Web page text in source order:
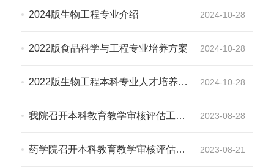
2024版生物工程专业介绍 2024-10-28
2022版食品科学与工程专业培养方案 2024-10-28
2022版生物工程本科专业人才培养方
2024-10-28
我院召开本科教育教学审核评估工作
2023-08-28
药学院召开本科教育教学审核评估工
2023-08-21